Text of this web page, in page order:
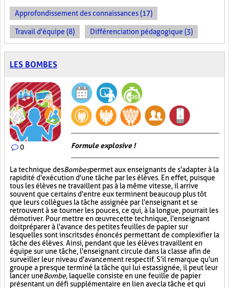
Approfondissement des connaissances (17)
Travail d'équipe (8) Différenciation pédagogique (3)
LES BOMBES
0 Formule explosive !
La technique desBombespermet aux enseignants de s'adapter à la
rapidité d'exécution d'une tâche par les élèves. En effet, puisque
tous les élèves ne travaillent pas à la même vitesse, il arrive
souvent que certains d'entre eux terminent beaucoup plus tôt
que leurs collègues la tâche assignée par l'enseignant et se
retrouvent à se tourner les pouces, ce qui, à la longue, pourrait les
démotiver. Pour mettre en œuvre cette technique, l'enseignant
doit préparer à l'avance des petites feuilles de papier sur
lesquelles sont inscrits des énoncés permettant de complexifier la
tâche des élèves. Ainsi, pendant que les élèves travaillent en
équipe sur une tâche, l'enseignant circule dans la classe afin de
surveiller leur niveau d'avancement respectif. S'il remarque qu'un
groupe a presque terminé la tâche qui lui est assignée, il peut leur
lancer uneBombe, laquelle consiste en une feuille de papier
présentant un défi supplémentaire en lien avec la tâche et qui